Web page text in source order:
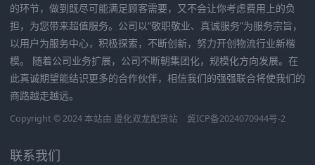
的环节，做到既尽可能满足顾客需要，又不会让你考虑费用上的负
担，为您带来超值服务。公司以“敬职敬业、真诚服务”为服务宗旨，
以用户为服务中心，积极探索，不断创新，努力开创物流行业新楷
模。 随着公司业务扩展，公司不断朝集团化，规模化方向发展。在
此真诚期望能结识更多的合作伙伴，相信我们的强强联合将使我们的
商路越走越远。
Copyright © 2024 本站由 遵化双龙配货站 冀ICP备2024070944号-2
联系我们